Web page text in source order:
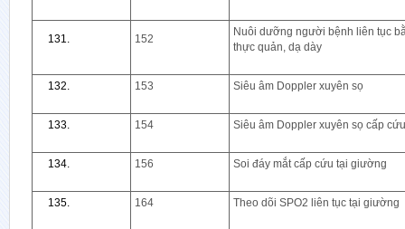
152
Nuôi dưỡng người bệnh liên tục
thực quản, dạ dày
153 Siêu âm Doppler xuyên sọ
154 Siêu âm Doppler xuyên sọ cấp
156 Soi đáy mắt cấp cứu tại giường
164 Theo dõi SPO2 liên tục tại giường